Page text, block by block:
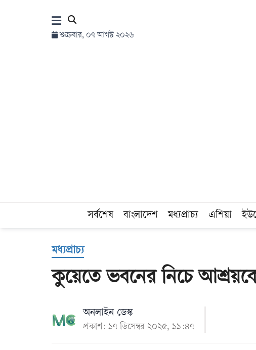
শুক্রবার, ০৭ আগস্ট ২০২৬
সর্বশেষ বাংলাদেশ মধ্যপ্রাচ্য এশিয়া
মধ্যপ্রাচ্য
কুয়েতে ভবনের নিচে
অনলাইন ডেস্ক
প্রকাশ: ১৭ ডিসেম্বর ২০২৫, ১১:৪৭